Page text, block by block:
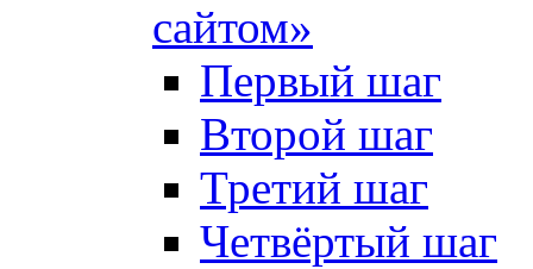
сайтом»
Первый шаг
Второй шаг
Третий шаг
Четвёртый шаг